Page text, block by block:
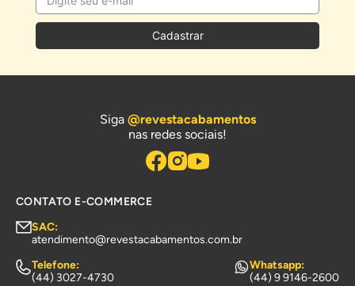
Cadastrar
Siga @revestacabamentos
nas redes sociais!
CONTATO E-COMMERCE
SAC:
atendimento@revestacabamentos.com.br
Telefone:
(44) 3027-4730
Whatsapp:
(44) 9 9146-2600